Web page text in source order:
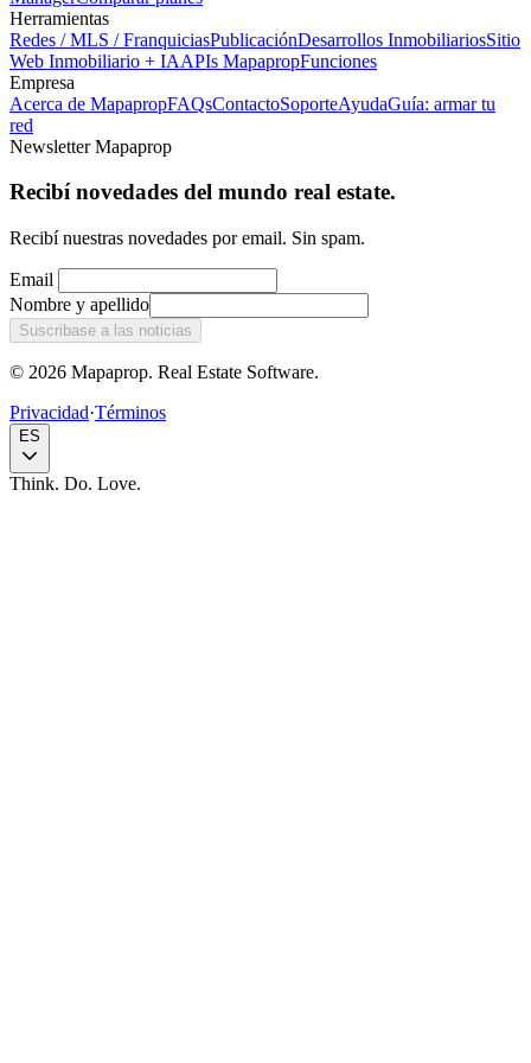
Herramientas
Redes / MLS / FranquiciasPublicaciónDesarrollos InmobiliariosSitio
Web Inmobiliario + IAAPIs MapapropFunciones
Empresa
Acerca de MapapropFAQsContactoSoporteAyudaGuía: armar tu
red
Newsletter Mapaprop
Recibí novedades del mundo real estate.
Recibí nuestras novedades por email. Sin spam.
Email
Nombre y apellido
Suscribase a las noticias
© 2026 Mapaprop. Real Estate Software.
Privacidad·Términos
ES
Think. Do. Love.